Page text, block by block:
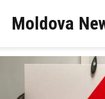
Moldova